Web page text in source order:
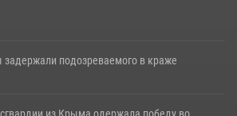
подозреваемого в краже